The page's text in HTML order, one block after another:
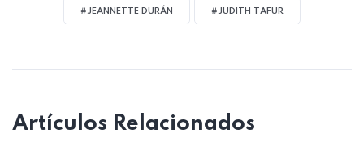
#JEANNETTE DURÁN #JUDITH TAFUR
Artículos Relacionados